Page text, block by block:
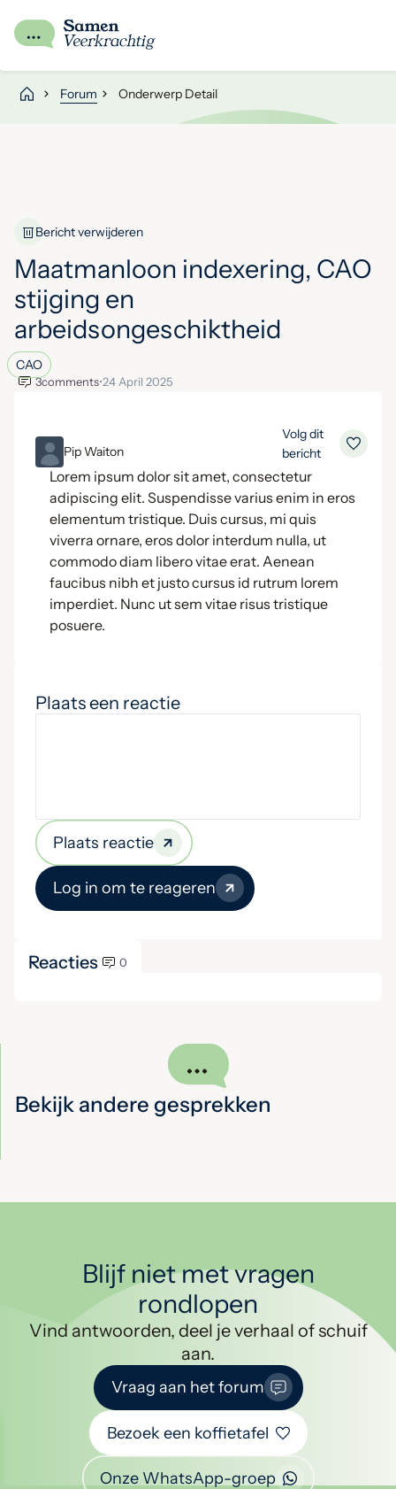
Forum Onderwerp Detail
Bericht verwijderen
Maatmanloon indexering, CAO
stijging en
arbeidsongeschiktheid
CAO
3comments•24 April 2025
ML Pip Waiton
Volg dit
bericht
Lorem ipsum dolor sit amet, consectetur
adipiscing elit. Suspendisse varius enim in eros
elementum tristique. Duis cursus, mi quis
viverra ornare, eros dolor interdum nulla, ut
commodo diam libero vitae erat. Aenean
faucibus nibh et justo cursus id rutrum lorem
imperdiet. Nunc ut sem vitae risus tristique
posuere.
Plaats een reactie
Plaats reactie
Log in om te reageren
Reacties 0
Bekijk andere gesprekken
Blijf niet met vragen
rondlopen
Vind antwoorden, deel je verhaal of schuif
aan.
Vraag aan het forum
Bezoek een koffietafel
Onze WhatsApp-groep